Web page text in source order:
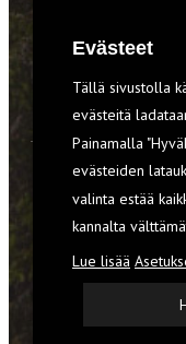
Evästeet
Tällä sivustolla
evästeitä
Painamalla
evästeiden
valinta estää
kannalta
Lue lisää